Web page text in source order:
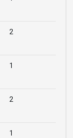
2
1
2
1